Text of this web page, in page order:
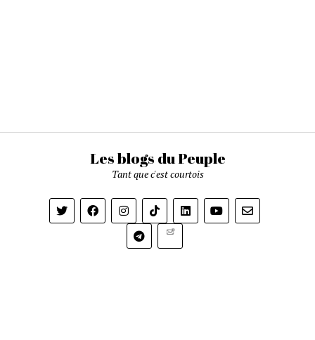
Les blogs du Peuple
Tant que c'est courtois